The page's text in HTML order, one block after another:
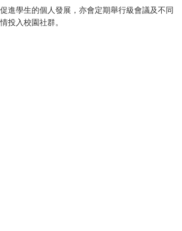
進學生的個人發展，亦會定期舉行級會議及不同
投入校園社群。